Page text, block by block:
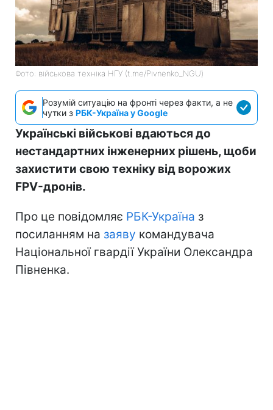
Фото: військова техніка НГУ (t.me/Pivnenko_NGU)
Розумій ситуацію на фронті через факти, а не
чутки з РБК-Україна у Google
Українські військові вдаються до
нестандартних інженерних рішень, щоби
захистити свою техніку від ворожих
FPV-дронів.
Про це повідомляє РБК-Україна з
посиланням на заяву командувача
Національної гвардії України Олександра
Півненка.